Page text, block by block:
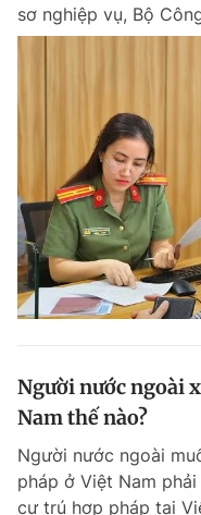
sơ nghiệp vụ, Bộ
Người nước ngoài
Nam thế nào?
Người nước ngoài
pháp ở Việt Nam
cư trú hợp pháp tại